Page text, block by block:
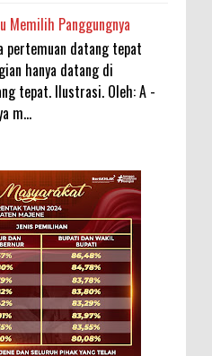
Memilih Panggungnya
pertemuan datang tepat
hanya datang di
tepat. Ilustrasi. Oleh: A -
m...